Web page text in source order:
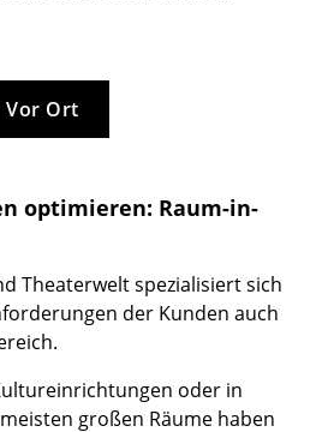
Vor Ort
optimieren: Raum-in-
Theaterwelt spezialisiert sich
der Kunden auch
oder in
großen Räume haben